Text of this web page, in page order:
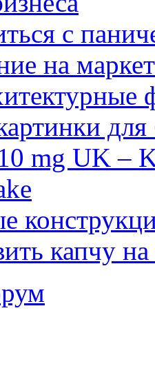
с
на
mg UK –
капчу